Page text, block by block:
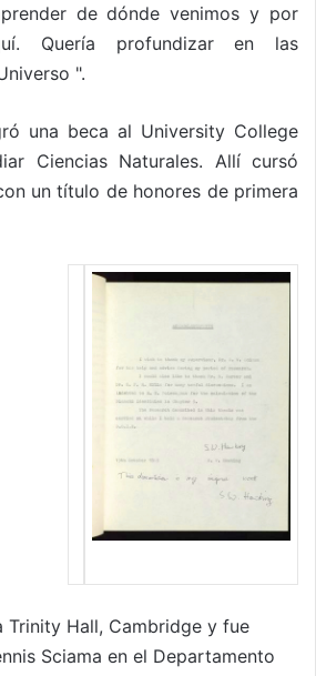
de dónde venimos y por
Quería profundizar en las
".
una beca al University College
Ciencias Naturales. Allí cursó
un título de honores de primera
Trinity Hall, Cambridge y fue
Sciama en el Departamento